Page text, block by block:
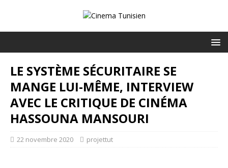
LE SYSTÈME SÉCURITAIRE SE
MANGE LUI-MÊME, INTERVIEW
AVEC LE CRITIQUE DE CINÉMA
HASSOUNA MANSOURI
22 novembre 2020 projettut